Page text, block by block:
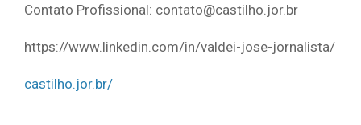
Contato Profissional: contato@castilho.jor.br
https://www.linkedin.com/in/valdei-jose-jornalista/
castilho.jor.br/